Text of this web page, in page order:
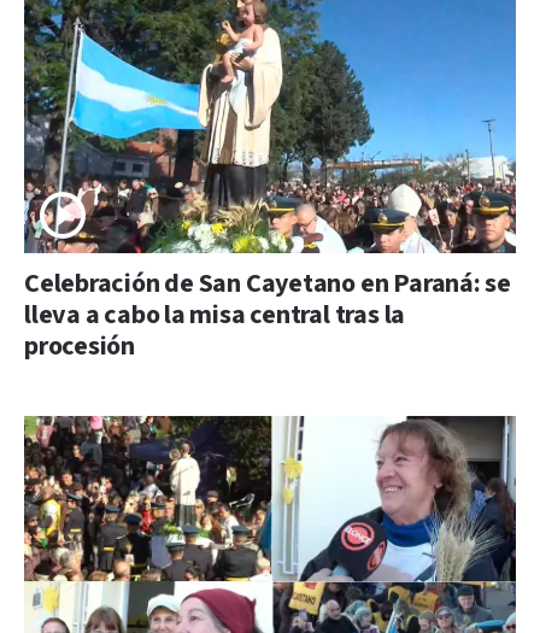
Celebración de San Cayetano en Paraná: se
lleva a cabo la misa central tras la
procesión